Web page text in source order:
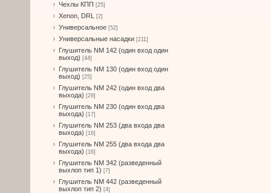
Чехлы КПП [25]
Xenon, DRL [2]
Универсальное [52]
Универсальные насадки [211]
Глушитель NM 142 (один вход один
выход) [44]
Глушитель NM 130 (один вход один
выход) [25]
Глушитель NM 242 (один вход два
выхода) [29]
Глушитель NM 230 (один вход два
выхода) [17]
Глушитель NM 253 (два входа два
выхода) [16]
Глушитель NM 255 (два входа два
выхода) [16]
Глушитель NM 342 (разведенный
выхлоп тип 1) [7]
Глушитель NM 442 (разведенный
выхлоп тип 2) [4]